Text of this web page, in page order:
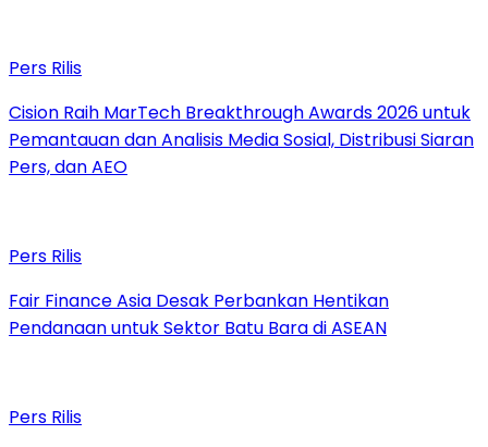
Pers Rilis
Cision Raih MarTech Breakthrough Awards 2026 untuk
Pemantauan dan Analisis Media Sosial, Distribusi Siaran
Pers, dan AEO
Pers Rilis
Fair Finance Asia Desak Perbankan Hentikan
Pendanaan untuk Sektor Batu Bara di ASEAN
Pers Rilis